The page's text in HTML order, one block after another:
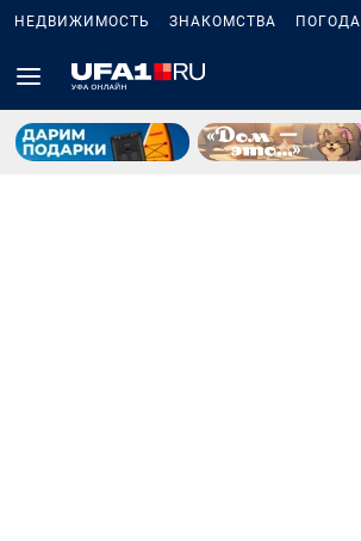
НЕДВИЖИМОСТЬ ЗНАКОМСТВА ПОГОДА